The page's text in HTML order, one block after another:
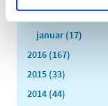
januar (17)
2016 (167)
2015 (33)
2014 (44)